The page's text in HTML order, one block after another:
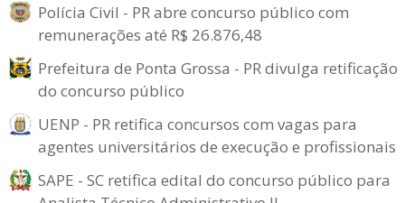
Polícia Civil - PR abre concurso público com
remunerações até R$ 26.876,48
Prefeitura de Ponta Grossa - PR divulga retificação
do concurso público
UENP - PR retifica concursos com vagas para
agentes universitários de execução e profissionais
SAPE - SC retifica edital do concurso público para